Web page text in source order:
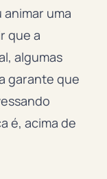
uma
que a
algumas
garante que
é, acima de